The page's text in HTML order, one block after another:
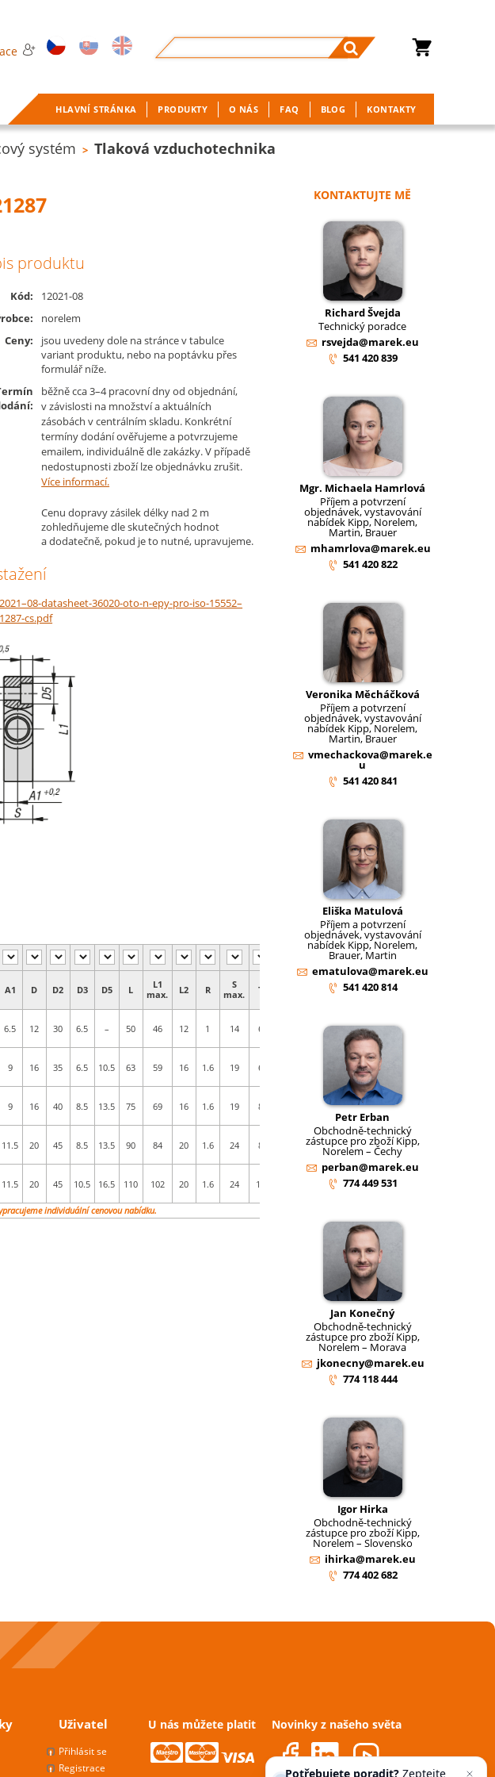
HLAVNÍ STRÁNKA PRODUKTY O NÁS FAQ BLOG KONTAKTY
systém > Tlaková vzduchotechnika
produktu
Kód:
12021-08
norelem
Ceny:
jsou uvedeny dole na stránce v tabulce
variant produktu, nebo na poptávku přes
formulář níže.
běžně cca 3–4 pracovní dny od objednání,
v závislosti na množství a aktuálních
zásobách v centrálním skladu. Konkrétní
termíny dodání ověřujeme a potvrzujeme
emailem, individuálně dle zakázky. V případě
nedostupnosti zboží lze objednávku zrušit.
Více informací.
Cenu dopravy zásilek délky nad 2 m
zohledňujeme dle skutečných hodnot
a dodatečně, pokud je to nutné, upravujeme.
datasheet-36020-oto-n-epy-pro-iso-15552–
cs.pdf
A1 D D2 D3 D5 L
L1
max.
L2 R
S
max.
T
Válcový
šroub
Vhodné
pro
6.5 12 30 6.5 – 50 46 12 1 14 6 M6X20
15552 /
21287
9 16 35 6.5 10.5 63 59 16 1.6 19 6
DIN ISO
15552 /
21287
9 16 40 8.5 13.5 75 69 16 1.6 19 8 M8X25
DIN ISO
15552 /
21287
11.5 20 45 8.5 13.5 90 84 20 1.6 24 8 M8X30
DIN ISO
15552 /
21287
11.5 20 45 10.5 16.5 110 102 20 1.6 24 10 M10×32
DIN ISO
15552 /
individuální cenovou nabídku.
KONTAKTUJTE MĚ
Richard Švejda
Technický poradce
rsvejda@marek.eu
541 420 839
Mgr. Michaela Hamrlová
Příjem a potvrzení
objednávek, vystavování
nabídek Kipp, Norelem,
Martin, Brauer
mhamrlova@marek.eu
541 420 822
Veronika Měcháčková
Příjem a potvrzení
objednávek, vystavování
nabídek Kipp, Norelem,
Martin, Brauer
vmechackova@marek.e
u
541 420 841
Eliška Matulová
Příjem a potvrzení
objednávek, vystavování
nabídek Kipp, Norelem,
Brauer, Martin
ematulova@marek.eu
541 420 814
Petr Erban
Obchodně-technický
zástupce pro zboží Kipp,
Norelem – Čechy
perban@marek.eu
774 449 531
Jan Konečný
Obchodně-technický
zástupce pro zboží Kipp,
Norelem – Morava
jkonecny@marek.eu
774 118 444
Igor Hirka
Obchodně-technický
zástupce pro zboží Kipp,
Norelem – Slovensko
ihirka@marek.eu
774 402 682
Uživatel
Přihlásit se
Registrace
U nás můžete platit Novinky z našeho světa
Potřebujete poradit? Zeptejte